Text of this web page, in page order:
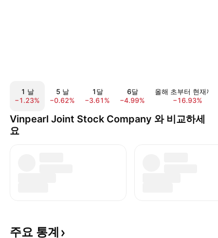
1 날
−1.23%
5 날
−0.62%
1달
−3.61%
6달
−4.99%
올해 초부터 현재까
−16.93%
Vinpearl Joint Stock Company 와 비교하세
요
주요 통계